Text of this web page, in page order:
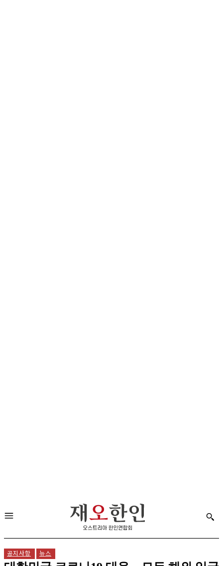
공지사항 뉴스